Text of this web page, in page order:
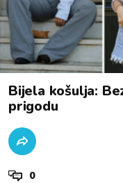
Bijela košulja:
prigodu
0